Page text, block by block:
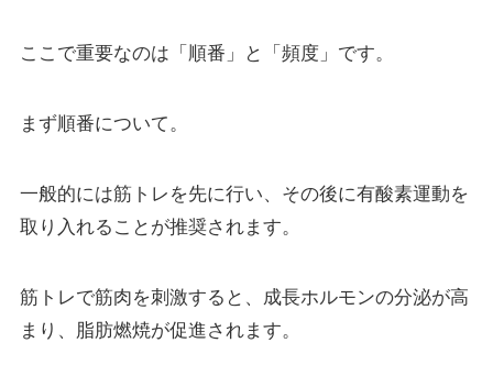
ここで重要なのは「順番」と「頻度」です。
まず順番について。
一般的には筋トレを先に行い、その後に有酸素運動を
取り入れることが推奨されます。
筋トレで筋肉を刺激すると、成長ホルモンの分泌が高
まり、脂肪燃焼が促進されます。